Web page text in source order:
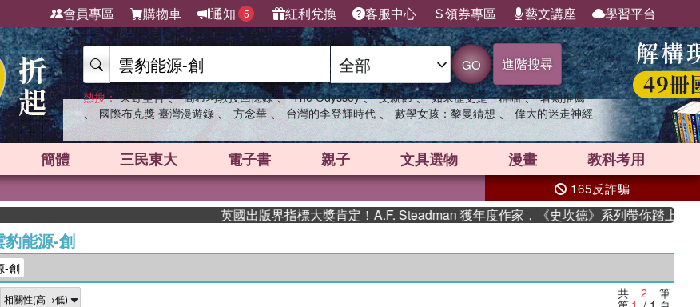
會員專區 購物車 通知 5 紅利兌換 客服中心 領券專區 藝文講座 學習平台
GO 進階搜尋
熱搜： 東野圭吾 、 高希均教授回憶錄 、 The Odyssey 、 父親節 、 如果歷史是一群喵 、 暑期推薦
、 國際布克獎 臺灣漫遊錄 、 方念華 、 台灣的李登輝時代 、 數學女孩：黎曼猜想 、 偉大的迷走神經
簡體 三民東大 電子書 親子 文具選物 漫畫 教科考用
165反詐騙
英國出版界指標大獎肯定！A.F. Steadman 獲年度作家，《史坎德》系列帶你踏上熱血奇
豹能源-創
-創
共 2 筆